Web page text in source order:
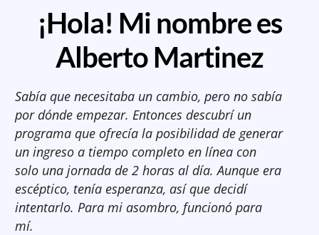
¡Hola! Mi nombre es
Alberto Martinez
Sabía que necesitaba un cambio, pero no sabía
por dónde empezar. Entonces descubrí un
programa que ofrecía la posibilidad de generar
un ingreso a tiempo completo en línea con
solo una jornada de 2 horas al día. Aunque era
escéptico, tenía esperanza, así que decidí
intentarlo. Para mi asombro, funcionó para
mí.